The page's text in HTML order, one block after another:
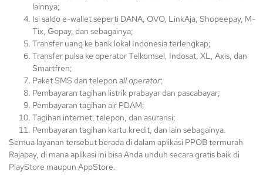
lainnya;
Isi saldo e-wallet seperti DANA, OVO, LinkAja, Shopeepay, M-
Tix, Gopay, dan sebagainya;
Transfer uang ke bank lokal Indonesia terlengkap;
Transfer pulsa ke operator Telkomsel, Indosat, XL, Axis, dan
Smartfren;
Paket SMS dan telepon all operator;
Pembayaran tagihan listrik prabayar dan pascabayar;
Pembayaran tagihan air PDAM;
Tagihan internet, telepon, dan asuransi;
Pembayaran tagihan kartu kredit, dan lain sebagainya.
Semua layanan tersebut berada di dalam aplikasi PPOB termurah
Rajapay, di mana aplikasi ini bisa Anda unduh secara gratis baik di
PlayStore maupun AppStore.